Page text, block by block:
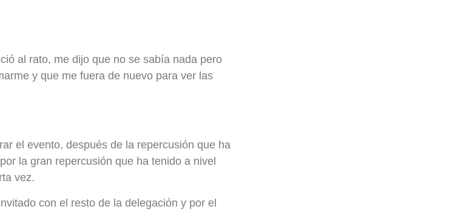
al rato, me dijo que no se sabía nada pero
y que me fuera de nuevo para ver las
el evento, después de la repercusión que ha
la gran repercusión que ha tenido a nivel
vez.
con el resto de la delegación y por el